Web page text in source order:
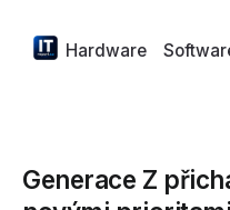
Hardware
Generace Z